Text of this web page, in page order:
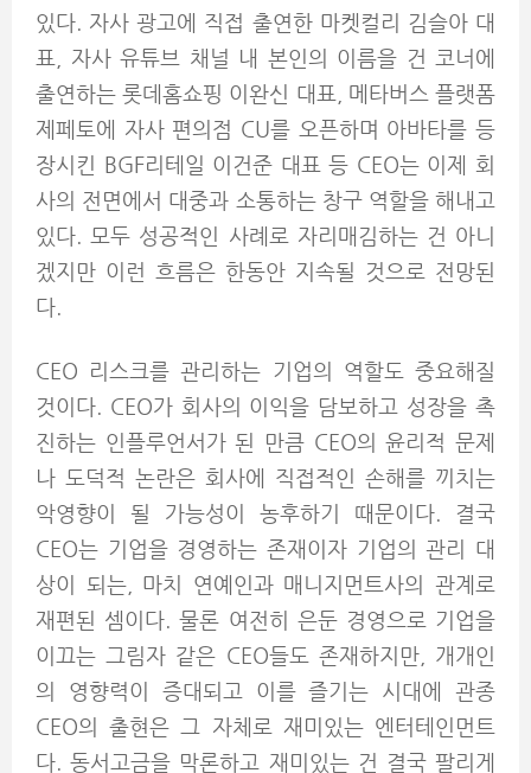
있다. 자사 광고에 직접 출연한 마켓컬리 김슬아 대
표, 자사 유튜브 채널 내 본인의 이름을 건 코너에
출연하는 롯데홈쇼핑 이완신 대표, 메타버스 플랫폼
제페토에 자사 편의점 CU를 오픈하며 아바타를 등
장시킨 BGF리테일 이건준 대표 등 CEO는 이제 회
사의 전면에서 대중과 소통하는 창구 역할을 해내고
있다. 모두 성공적인 사례로 자리매김하는 건 아니
겠지만 이런 흐름은 한동안 지속될 것으로 전망된
다.
CEO 리스크를 관리하는 기업의 역할도 중요해질
것이다. CEO가 회사의 이익을 담보하고 성장을 촉
진하는 인플루언서가 된 만큼 CEO의 윤리적 문제
나 도덕적 논란은 회사에 직접적인 손해를 끼치는
악영향이 될 가능성이 농후하기 때문이다. 결국
CEO는 기업을 경영하는 존재이자 기업의 관리 대
상이 되는, 마치 연예인과 매니지먼트사의 관계로
재편된 셈이다. 물론 여전히 은둔 경영으로 기업을
이끄는 그림자 같은 CEO들도 존재하지만, 개개인
의 영향력이 증대되고 이를 즐기는 시대에 관종
CEO의 출현은 그 자체로 재미있는 엔터테인먼트
다. 동서고금을 막론하고 재미있는 건 결국 팔리게